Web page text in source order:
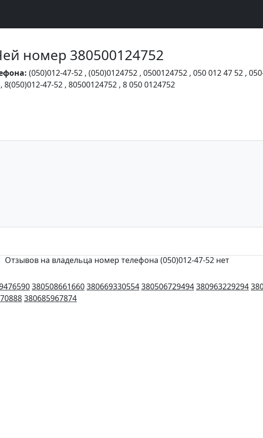
номер 380500124752
(050)012-47-52 , (050)0124752 , 0500124752 , 050 012 47 52 ,
, 8(050)012-47-52 , 80500124752 , 8 050 0124752
Отзывов на владельца номер телефона (050)012-47-52 нет
380508661660380669330554380506729494380963229294
380685967874